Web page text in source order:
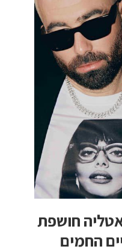
חושפת
החמים